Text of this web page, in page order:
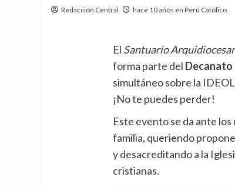
Redacción Central hace 10 años en Perú Católico
El Santuario
forma parte del Decanato
simultáneo sobre la
¡No te puedes perder!
Este evento se da ante los
familia, queriendo
y desacreditando a la
cristianas.